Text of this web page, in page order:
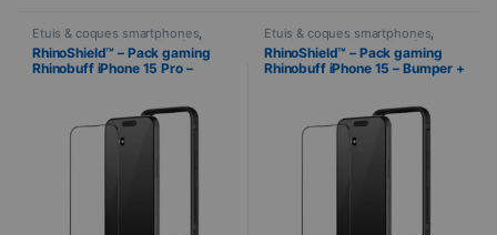
Étuis & coques smartphones
Mobile,RhinoShield ,Telefonie
RhinoShield™ – Pack gaming
Rhinobuff iPhone 15 Pro –
Étuis & coques smartphones
Mobile,RhinoShield ,Telefonie
RhinoShield™ – Pack gaming
Rhinobuff iPhone 15 – Bumper +